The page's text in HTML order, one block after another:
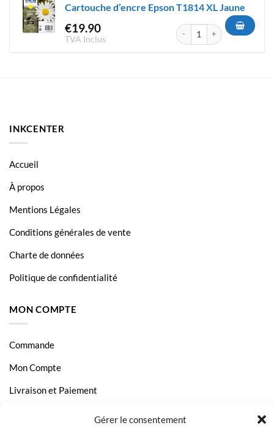
Gérer le consentement
Cartouche d’encre Epson T1814 XL Jaune
€19.90
TVA Inclus
quantité de Cartouche
INKCENTER
Accueil
À propos
Mentions Légales
Conditions générales de vente
Charte de données
Politique de confidentialité
MON COMPTE
Commande
Mon Compte
Livraison et Paiement